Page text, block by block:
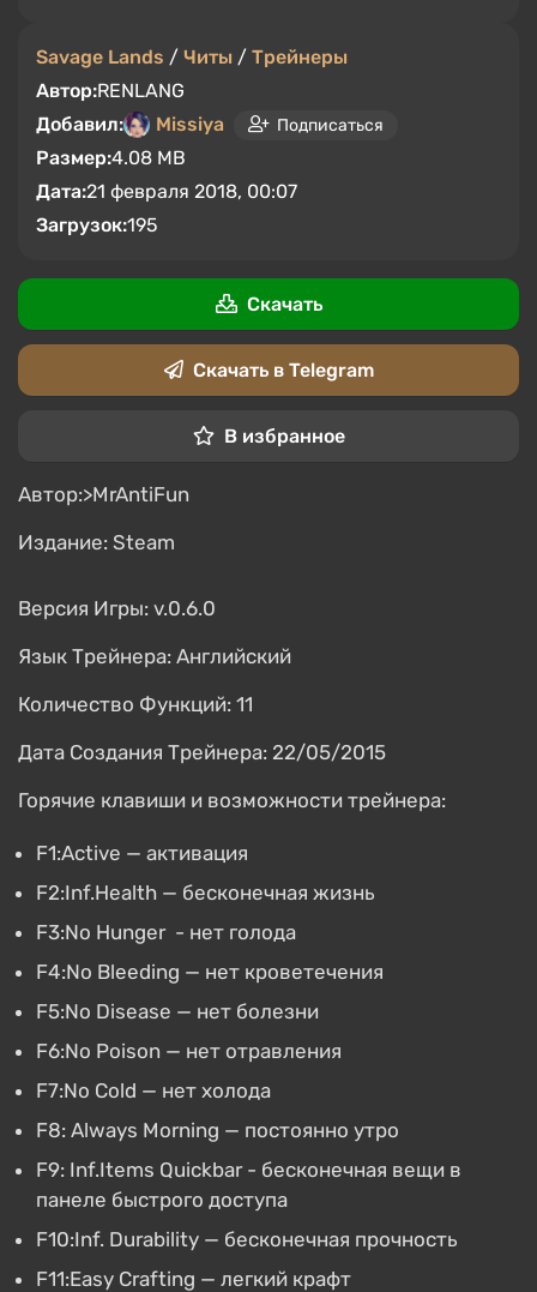
Savage Lands / Читы / Трейнеры
Автор:RENLANG
Добавил:
Missiya Подписаться
Размер:4.08 MB
Дата:21 февраля 2018, 00:07
Загрузок:195
Скачать
Скачать в Telegram
В избранное
Автор:>MrAntiFun
Издание: Steam
Версия Игры: v.0.6.0
Язык Трейнера: Английский
Количество Функций: 11
Дата Создания Трейнера: 22/05/2015
Горячие клавиши и возможности трейнера:
F1:Active — активация
F2:Inf.Health — бесконечная жизнь
F3:No Hunger - нет голода
F4:No Bleeding — нет кроветечения
F5:No Disease — нет болезни
F6:No Poison — нет отравления
F7:No Cold — нет холода
F8: Always Morning — постоянно утро
F9: Inf.Items Quickbar - бесконечная вещи в
панеле быстрого доступа
F10:Inf. Durability — бесконечная прочность
F11:Easy Crafting — легкий крафт